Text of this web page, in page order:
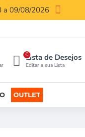
a 09/08/2026
Lista de Desejos
Editar a sua Lista
0
OUTLET